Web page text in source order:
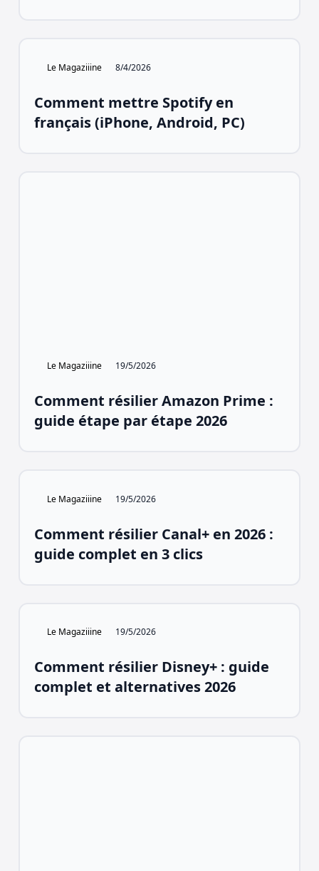
Le Magaziiine 8/4/2026
Comment mettre Spotify en
français (iPhone, Android, PC)
Le Magaziiine 19/5/2026
Comment résilier Amazon Prime :
guide étape par étape 2026
Le Magaziiine 19/5/2026
Comment résilier Canal+ en 2026 :
guide complet en 3 clics
Le Magaziiine 19/5/2026
Comment résilier Disney+ : guide
complet et alternatives 2026